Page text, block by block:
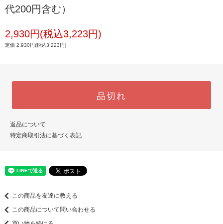
代200円含む）
2,930円(税込3,223円)
定価 2,930円(税込3,223円)
品切れ
返品について
特定商取引法に基づく表記
この商品を友達に教える
この商品について問い合わせる